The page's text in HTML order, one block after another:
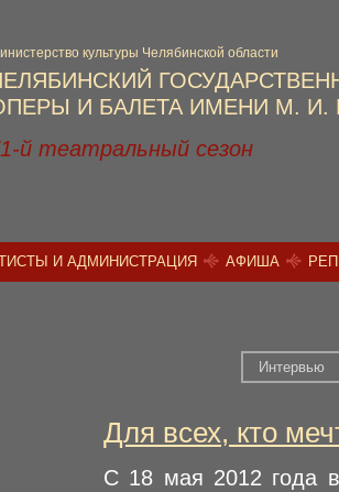
И БАЛЕТА ИМЕНИ М. И.
культуры Челябинской области
й театральный сезон
И АДМИНИСТРАЦИЯ АФИША
Интервью
Для всех, кто
C 18 мая 2012 года в